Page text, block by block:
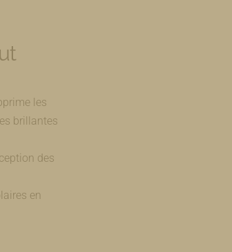
les
brillantes
des
en